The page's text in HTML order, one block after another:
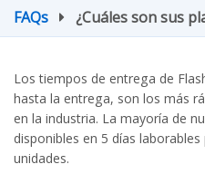
FAQs ¿Cuáles son sus
Los tiempos de entrega de
hasta la entrega, son los más
en la industria. La mayoría de
disponibles en 5 días
unidades.